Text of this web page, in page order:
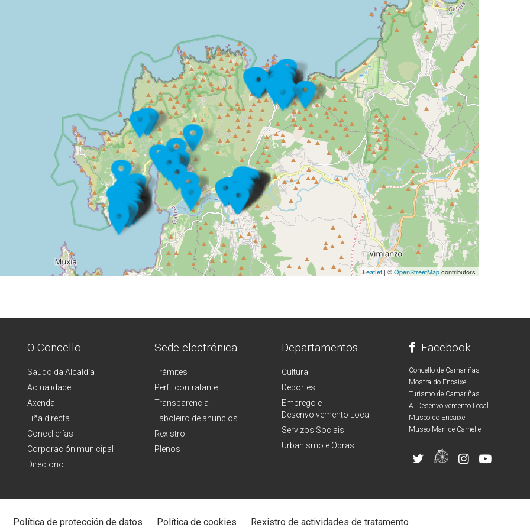
Leaflet | ©OpenStreetMapcontributors
O Concello
Saúdo da Alcaldía
Actualidade
Axenda
Liña directa
Concellerías
Corporación municipal
Directorio
Sede electrónica
Trámites
Perfil contratante
Transparencia
Taboleiro de anuncios
Rexistro
Plenos
Departamentos
Cultura
Deportes
Emprego e
Desenvolvemento Local
Servizos Sociais
Urbanismo e Obras
Facebook
Concello de Camariñas
Mostra do Encaixe
Turismo de Camariñas
A. Desenvolvemento Local
Museo do Encaixe
Museo Man de Camelle
Política de protección de datos Política de cookies Rexistro de actividades de tratamento